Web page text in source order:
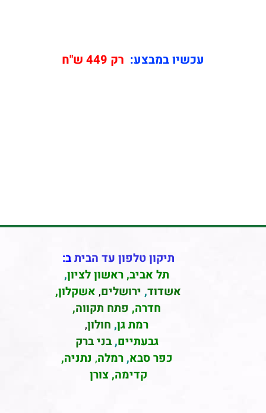
עכשיו במבצע: רק 449 ש"ח
תיקון טלפון עד הביתב:
תל אביב, ראשון לציון,
אשדוד, ירושלים, אשקלון,
חדרה, פתח תקווה,
רמת גן, חולון,
גבעתיים,בני ברק
כפר סבא,רמלה, נתניה,
קדימה, צורן